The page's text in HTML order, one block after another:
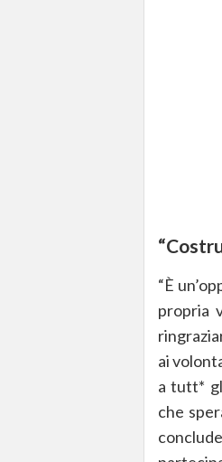
“È
propria
ai
a tutt*
che